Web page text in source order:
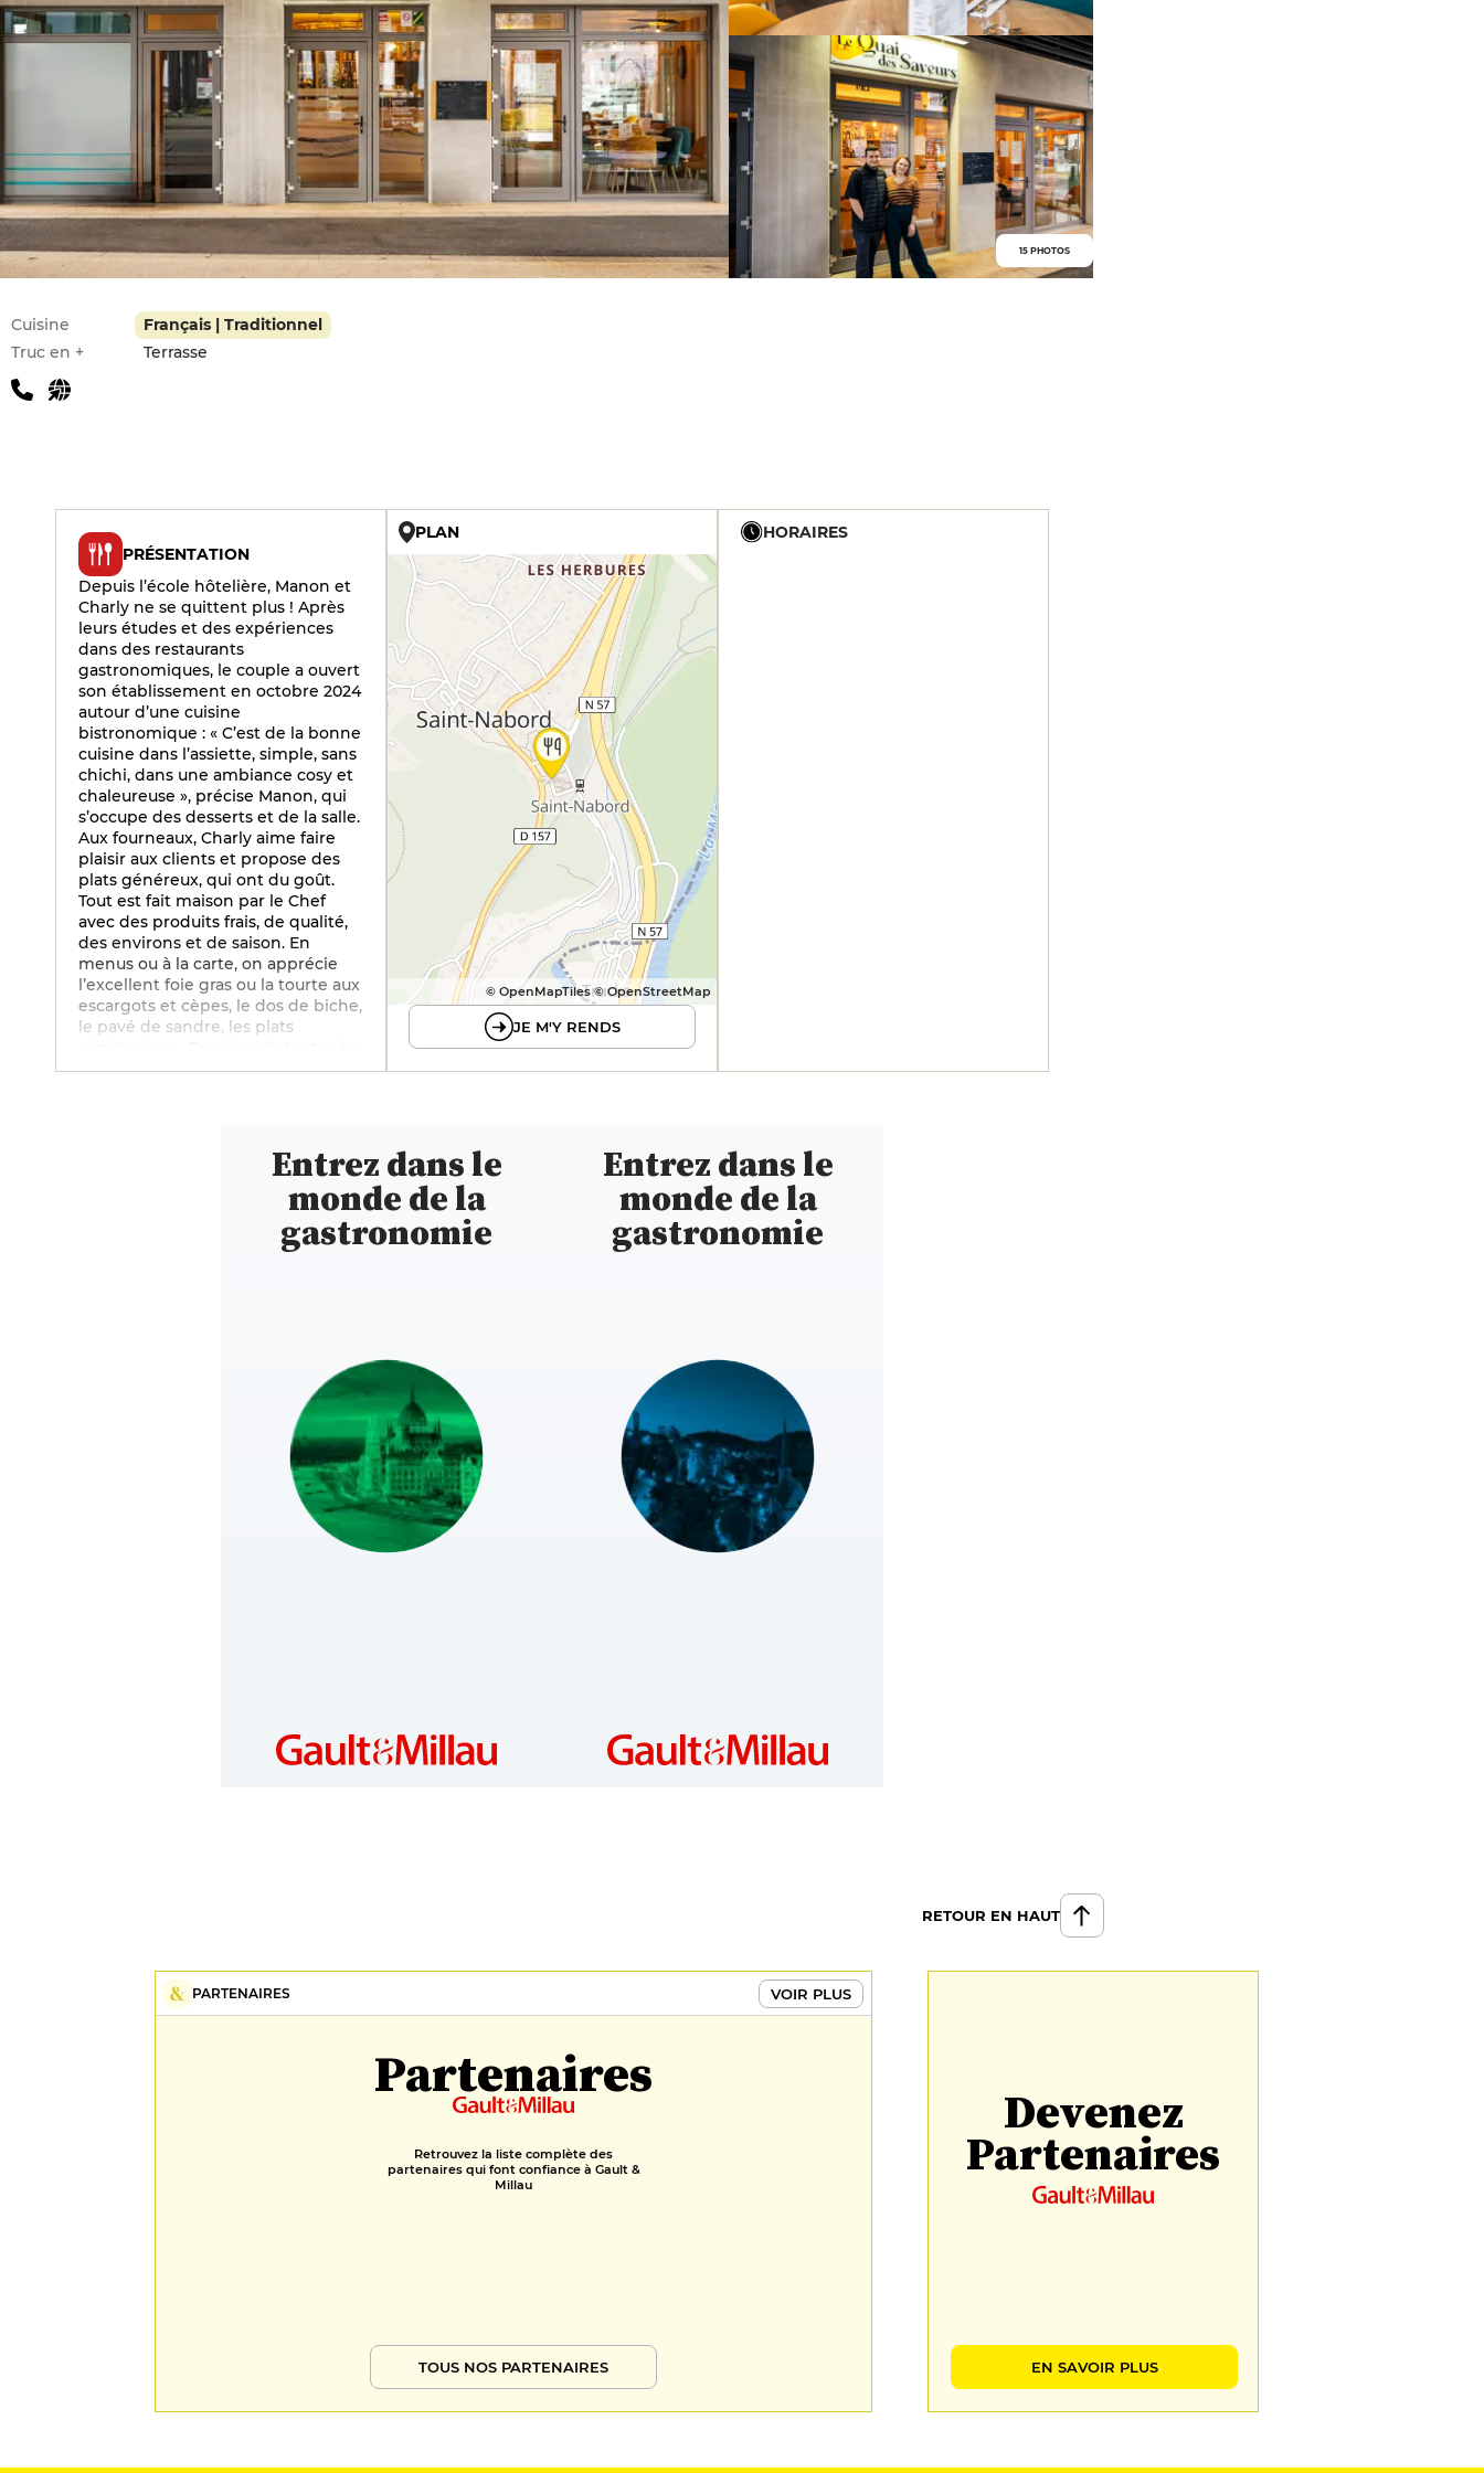
15 PHOTOS
Infos pratiques
Cuisine
Français | Traditionnel
Truc en +
Terrasse
PRÉSENTATION
Depuis l’école hôtelière, Manon et
Charly ne se quittent plus ! Après
leurs études et des expériences
dans des restaurants
gastronomiques, le couple a ouvert
son établissement en octobre 2024
autour d’une cuisine
bistronomique : « C’est de la bonne
cuisine dans l’assiette, simple, sans
chichi, dans une ambiance cosy et
chaleureuse », précise Manon, qui
s’occupe des desserts et de la salle.
Aux fourneaux, Charly aime faire
plaisir aux clients et propose des
plats généreux, qui ont du goût.
Tout est fait maison par le Chef
avec des produits frais, de qualité,
des environs et de saison. En
menus ou à la carte, on apprécie
l’excellent foie gras ou la tourte aux
escargots et cèpes, le dos de biche,
le pavé de sandre, les plats
régions de France (près de 90
des plantes, permet de se sentir
bien dans ce petit restaurant de 30
couverts. Le super accueil de
Manon y contribue aussi ! Une
atmosphère conviviale qui se
prolonge sur la terrasse aux beaux
PLAN
© OpenMapTiles © OpenStreetMap
JE M'Y RENDS
HORAIRES
Entrez dans le
monde de la
gastronomie
Entrez dans le
monde de la
gastronomie
RETOUR EN HAUT
PARTENAIRES VOIR PLUS
Partenaires
Retrouvez la liste complète des
partenaires qui font confiance à Gault &
Millau
TOUS NOS PARTENAIRES
Devenez
Partenaires
EN SAVOIR PLUS